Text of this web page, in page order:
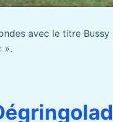
avec le titre
».